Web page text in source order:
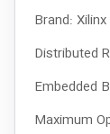
Brand: Xilinx
Distributed
Embedded
Maximum